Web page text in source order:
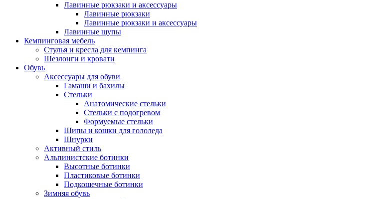
Лавинные рюкзаки и аксессуары
Лавинные рюкзаки
Лавинные рюкзаки и аксессуары
Лавинные щупы
Кемпинговая мебель
Стулья и кресла для кемпинга
Шезлонги и кровати
Обувь
Аксессуары для обуви
Гамаши и бахилы
Стельки
Анатомические стельки
Стельки с подогревом
Формуемые стельки
Шипы и кошки для гололеда
Шнурки
Активный стиль
Альпинистские ботинки
Высотные ботинки
Пластиковые ботинки
Подкошечные ботинки
Зимняя обувь